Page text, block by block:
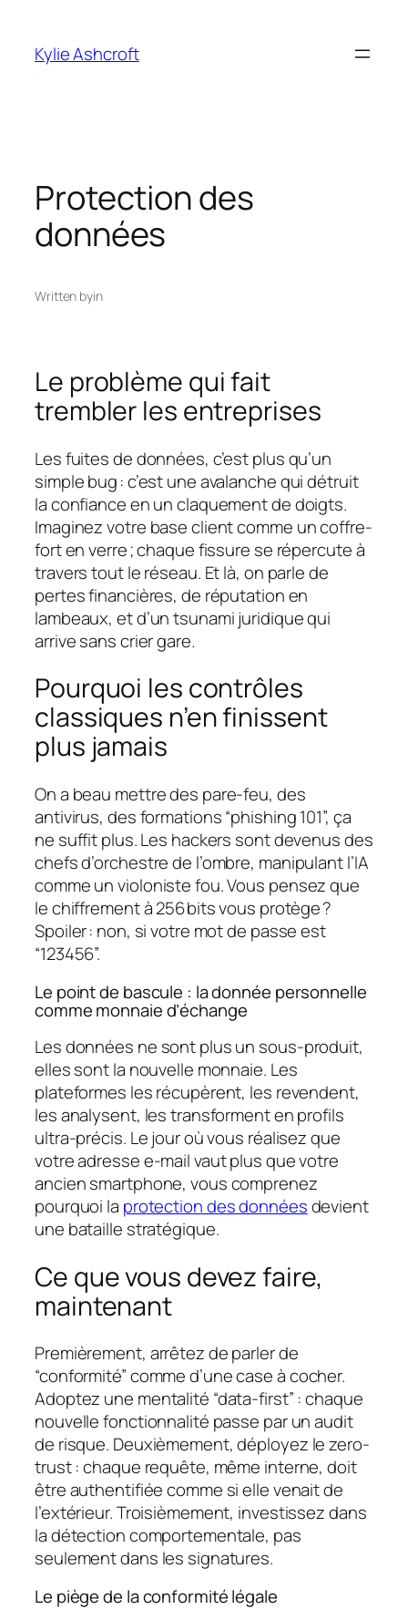
content
Kylie Ashcroft
Protection des
données
Written byin
Le problème qui fait
trembler les entreprises
Les fuites de données, c’est plus qu’un
simple bug : c’est une avalanche qui détruit
la confiance en un claquement de doigts.
Imaginez votre base client comme un coffre-
fort en verre ; chaque fissure se répercute à
travers tout le réseau. Et là, on parle de
pertes financières, de réputation en
lambeaux, et d’un tsunami juridique qui
arrive sans crier gare.
Pourquoi les contrôles
classiques n’en finissent
plus jamais
On a beau mettre des pare-feu, des
antivirus, des formations “phishing 101”, ça
ne suffit plus. Les hackers sont devenus des
chefs d’orchestre de l’ombre, manipulant l’IA
comme un violoniste fou. Vous pensez que
le chiffrement à 256 bits vous protège ?
Spoiler : non, si votre mot de passe est
“123456”.
Le point de bascule : la donnée personnelle
comme monnaie d’échange
Les données ne sont plus un sous-produit,
elles sont la nouvelle monnaie. Les
plateformes les récupèrent, les revendent,
les analysent, les transforment en profils
ultra-précis. Le jour où vous réalisez que
votre adresse e-mail vaut plus que votre
ancien smartphone, vous comprenez
pourquoi la protection des donnéesdevient
une bataille stratégique.
Ce que vous devez faire,
maintenant
Premièrement, arrêtez de parler de
“conformité” comme d’une case à cocher.
Adoptez une mentalité “data-first” : chaque
nouvelle fonctionnalité passe par un audit
de risque. Deuxièmement, déployez le zero-
trust : chaque requête, même interne, doit
être authentifiée comme si elle venait de
l’extérieur. Troisièmement, investissez dans
la détection comportementale, pas
seulement dans les signatures.
Le piège de la conformité légale